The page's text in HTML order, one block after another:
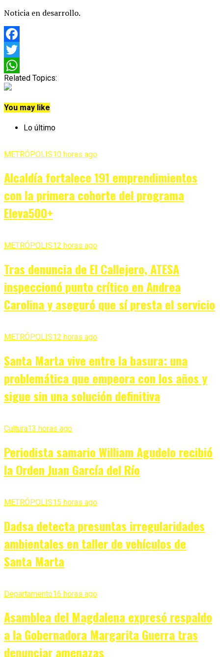
Noticia en desarrollo.
Facebook
Twitter
WhatsApp
Related Topics:
You may like
Lo último
METRÓPOLIS10 horas ago
Alcaldía fortalece 191 emprendimientos
con la primera cohorte del programa
Eleva500+
METRÓPOLIS12 horas ago
Tras denuncia de El Callejero, ATESA
inspeccionó punto crítico en Andrea
Carolina y aseguró que sí presta el servicio
METRÓPOLIS12 horas ago
Santa Marta vive entre la basura: una
problemática que empeora con los años y
sigue sin una solución definitiva
Cultura13 horas ago
Periodista samario William Agudelo recibió
la Orden Juan García del Río
METRÓPOLIS15 horas ago
Dadsa detecta presuntas irregularidades
ambientales en taller de vehículos de
Santa Marta
Departamento16 horas ago
Asamblea del Magdalena expresó respaldo
a la Gobernadora Margarita Guerra tras
denunciar amenazas